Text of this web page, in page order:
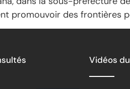
promouvoir des frontières
Vidéos